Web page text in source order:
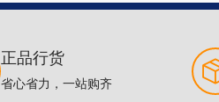
正品行货
省心省力，一站购齐